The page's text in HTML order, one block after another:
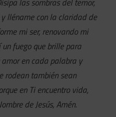
las sombras del temor,
lléname con la claridad de
mi ser, renovando mi
fuego que brille para
en cada palabra y
rodean también sean
en Ti encuentro vida,
de Jesús, Amén.